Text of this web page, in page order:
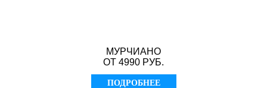
МУРЧИАНО
ОТ 4990 РУБ.
ПОДРОБНЕЕ